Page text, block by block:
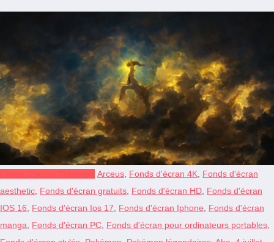
Arceus, Fonds d'écran 4K, Fonds d'écran
aesthetic, Fonds d'écran gratuits, Fonds d'écran HD, Fonds d'écran
IOS 16, Fonds d'écran Ios 17, Fonds d'écran Iphone, Fonds d'écran
manga, Fonds d'écran PC, Fonds d'écran pour ordinateurs portables,